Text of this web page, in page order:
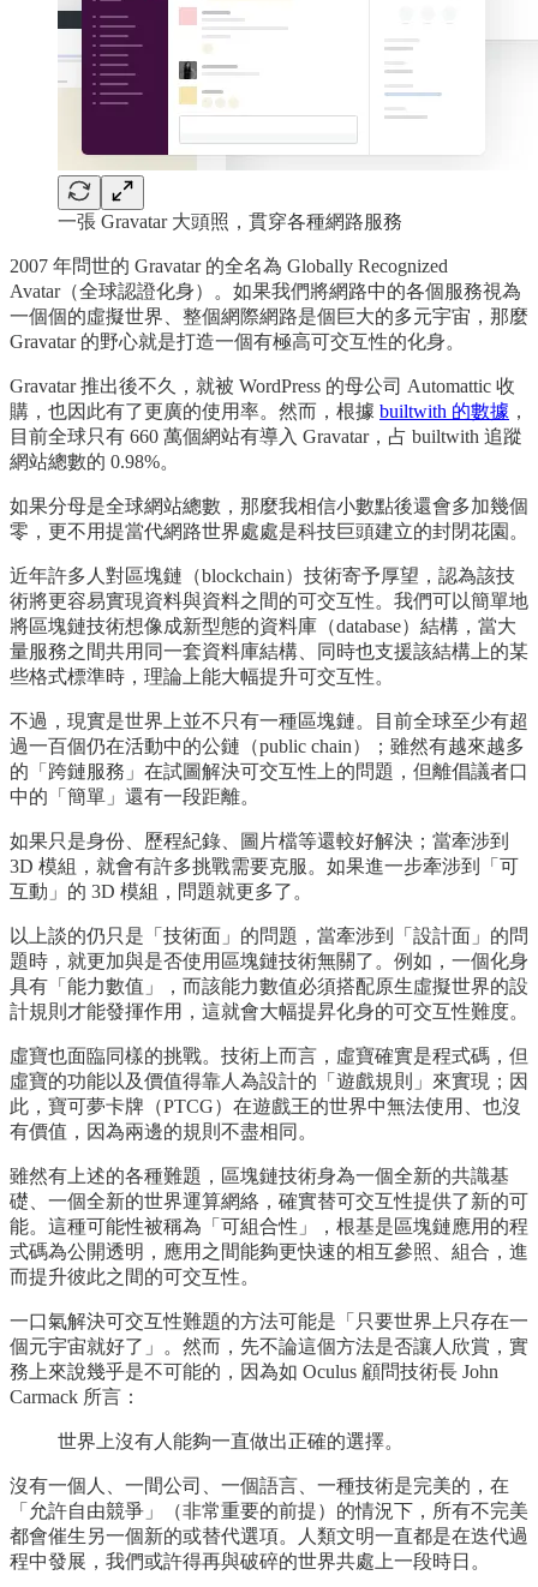
一張 Gravatar 大頭照，貫穿各種網路服務
2007 年問世的 Gravatar 的全名為 Globally Recognized
Avatar（全球認證化身）。如果我們將網路中的各個服務視為
一個個的虛擬世界、整個網際網路是個巨大的多元宇宙，那麼
Gravatar 的野心就是打造一個有極高可交互性的化身。
Gravatar 推出後不久，就被 WordPress 的母公司 Automattic 收
購，也因此有了更廣的使用率。然而，根據 builtwith 的數據 ，
目前全球只有 660 萬個網站有導入 Gravatar，占 builtwith 追蹤
網站總數的 0.98%。
如果分母是全球網站總數，那麼我相信小數點後還會多加幾個
零，更不用提當代網路世界處處是科技巨頭建立的封閉花園。
近年許多人對區塊鏈（blockchain）技術寄予厚望，認為該技
術將更容易實現資料與資料之間的可交互性。我們可以簡單地
將區塊鏈技術想像成新型態的資料庫（database）結構，當大
量服務之間共用同一套資料庫結構、同時也支援該結構上的某
些格式標準時，理論上能大幅提升可交互性。
不過，現實是世界上並不只有一種區塊鏈。目前全球至少有超
過一百個仍在活動中的公鏈（public chain）；雖然有越來越多
的「跨鏈服務」在試圖解決可交互性上的問題，但離倡議者口
中的「簡單」還有一段距離。
如果只是身份、歷程紀錄、圖片檔等還較好解決；當牽涉到
3D 模組，就會有許多挑戰需要克服。如果進一步牽涉到「可
互動」的 3D 模組，問題就更多了。
以上談的仍只是「技術面」的問題，當牽涉到「設計面」的問
題時，就更加與是否使用區塊鏈技術無關了。例如，一個化身
具有「能力數值」，而該能力數值必須搭配原生虛擬世界的設
計規則才能發揮作用，這就會大幅提昇化身的可交互性難度。
虛寶也面臨同樣的挑戰。技術上而言，虛寶確實是程式碼，但
虛寶的功能以及價值得靠人為設計的「遊戲規則」來實現；因
此，寶可夢卡牌（PTCG）在遊戲王的世界中無法使用、也沒
有價值，因為兩邊的規則不盡相同。
雖然有上述的各種難題，區塊鏈技術身為一個全新的共識基
礎、一個全新的世界運算網絡，確實替可交互性提供了新的可
能。這種可能性被稱為「可組合性」，根基是區塊鏈應用的程
式碼為公開透明，應用之間能夠更快速的相互參照、組合，進
而提升彼此之間的可交互性。
一口氣解決可交互性難題的方法可能是「只要世界上只存在一
個元宇宙就好了」。然而，先不論這個方法是否讓人欣賞，實
務上來說幾乎是不可能的，因為如 Oculus 顧問技術長 John
Carmack 所言：
世界上沒有人能夠一直做出正確的選擇。
沒有一個人、一間公司、一個語言、一種技術是完美的，在
「允許自由競爭」（非常重要的前提）的情況下，所有不完美
都會催生另一個新的或替代選項。人類文明一直都是在迭代過
程中發展，我們或許得再與破碎的世界共處上一段時日。